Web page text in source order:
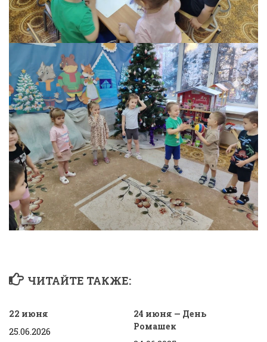
ЧИТАЙТЕ ТАКЖЕ:
22 июня
25.06.2026
24 июня — День
Ромашек